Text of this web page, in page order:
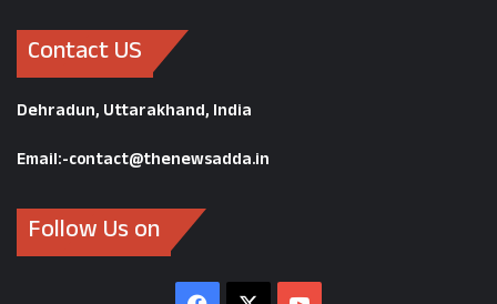
Contact US
Dehradun, Uttarakhand, India
Email:-contact@thenewsadda.in
Follow Us on